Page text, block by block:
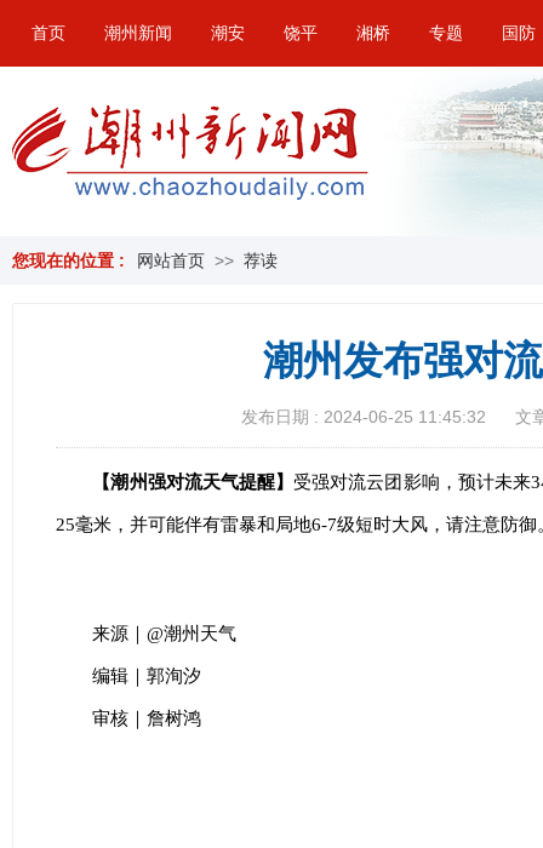
首页 潮州新闻 潮安 饶平 湘桥 专题 国防
您现在的位置 : 网站首页 >> 荐读
潮州发布强对
发布日期 : 2024-06-25 11:45:32 文
【潮州强对流天气提醒】 受强对流云团影响，预计未来
25毫米，并可能伴有雷暴和局地6-7级短时大风，请注意防
来源｜@潮州天气
编辑｜郭洵汐
审核｜詹树鸿